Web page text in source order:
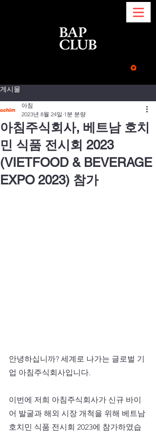
게시물
아침주식회사, 베트남 호치
민 식품 전시회 2023
(VIETFOOD & BEVERAGE
EXPO 2023) 참가
아침
2023년 8월 24일 1분 분량
안녕하십니까? 세계로 나가는 글로벌 기
업 아침주식회사입니다.
​이번에 저희 아침주식회사가 신규 바이
어 발굴과 해외 시장 개척을 위해 베트남
호치민 식품 전시회 2023에 참가하였습